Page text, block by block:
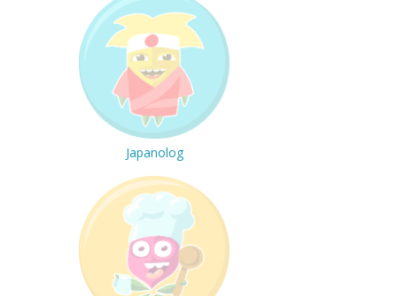
Japanolog